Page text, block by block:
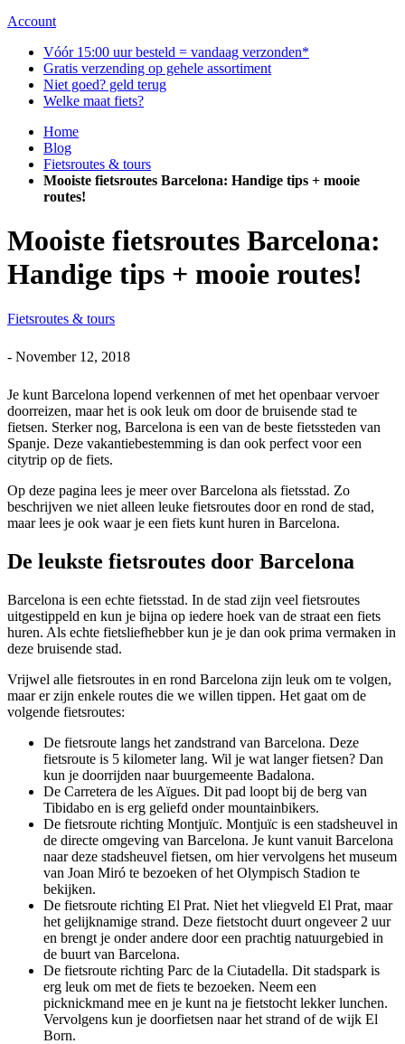
Account
Vóór 15:00 uur besteld = vandaag verzonden*
Gratis verzending op gehele assortiment
Niet goed? geld terug
Welke maat fiets?
Home
Blog
Fietsroutes & tours
Mooiste fietsroutes Barcelona: Handige tips + mooie
routes!
Mooiste fietsroutes Barcelona:
Handige tips + mooie routes!
Fietsroutes & tours
- November 12, 2018
Je kunt Barcelona lopend verkennen of met het openbaar vervoer
doorreizen, maar het is ook leuk om door de bruisende stad te
fietsen. Sterker nog, Barcelona is een van de beste fietssteden van
Spanje. Deze vakantiebestemming is dan ook perfect voor een
citytrip op de fiets.
Op deze pagina lees je meer over Barcelona als fietsstad. Zo
beschrijven we niet alleen leuke fietsroutes door en rond de stad,
maar lees je ook waar je een fiets kunt huren in Barcelona.
De leukste fietsroutes door Barcelona
Barcelona is een echte fietsstad. In de stad zijn veel fietsroutes
uitgestippeld en kun je bijna op iedere hoek van de straat een fiets
huren. Als echte fietsliefhebber kun je je dan ook prima vermaken in
deze bruisende stad.
Vrijwel alle fietsroutes in en rond Barcelona zijn leuk om te volgen,
maar er zijn enkele routes die we willen tippen. Het gaat om de
volgende fietsroutes:
De fietsroute langs het zandstrand van Barcelona. Deze
fietsroute is 5 kilometer lang. Wil je wat langer fietsen? Dan
kun je doorrijden naar buurgemeente Badalona.
De Carretera de les Aïgues. Dit pad loopt bij de berg van
Tibidabo en is erg geliefd onder mountainbikers.
De fietsroute richting Montjuïc. Montjuïc is een stadsheuvel in
de directe omgeving van Barcelona. Je kunt vanuit Barcelona
naar deze stadsheuvel fietsen, om hier vervolgens het museum
van Joan Miró te bezoeken of het Olympisch Stadion te
bekijken.
De fietsroute richting El Prat. Niet het vliegveld El Prat, maar
het gelijknamige strand. Deze fietstocht duurt ongeveer 2 uur
en brengt je onder andere door een prachtig natuurgebied in
de buurt van Barcelona.
De fietsroute richting Parc de la Ciutadella. Dit stadspark is
erg leuk om met de fiets te bezoeken. Neem een
picknickmand mee en je kunt na je fietstocht lekker lunchen.
Vervolgens kun je doorfietsen naar het strand of de wijk El
Born.